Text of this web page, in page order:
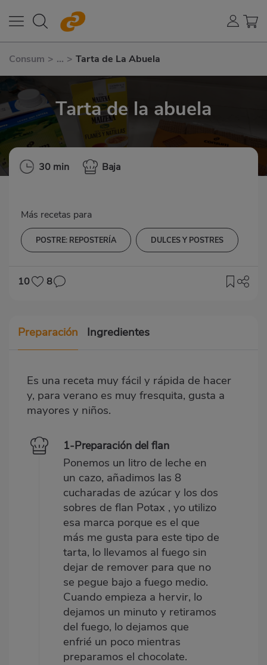
Consum > ... > Tarta de La Abuela
Tarta de la abuela
30 min Baja
Más recetas para
POSTRE: REPOSTERÍA DULCES Y POSTRES
10 8
Preparación Ingredientes
Es una receta muy fácil y rápida de hacer
y, para verano es muy fresquita, gusta a
mayores y niños.
1-Preparación del flan
Ponemos un litro de leche en
un cazo, añadimos las 8
cucharadas de azúcar y los dos
sobres de flan Potax , yo utilizo
esa marca porque es el que
más me gusta para este tipo de
tarta, lo llevamos al fuego sin
dejar de remover para que no
se pegue bajo a fuego medio.
Cuando empieza a hervir, lo
dejamos un minuto y retiramos
del fuego, lo dejamos que
enfrié un poco mientras
preparamos el chocolate.